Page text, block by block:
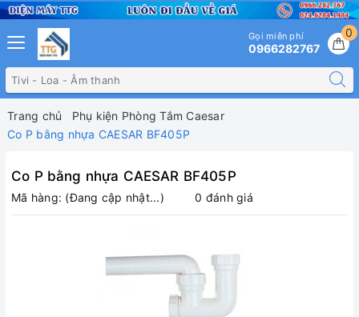
0
Gọi miễn phí
0966282767
Trang chủ
Phụ kiện Phòng Tắm Caesar
Co P bằng nhựa CAESAR BF405P
Co P bằng nhựa CAESAR BF405P
Mã hàng: (Đang cập nhật...) 0 đánh giá